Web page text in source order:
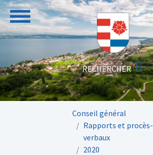
Aller au contenu principal
Conseil général
Rapports et procès-
verbaux
2020